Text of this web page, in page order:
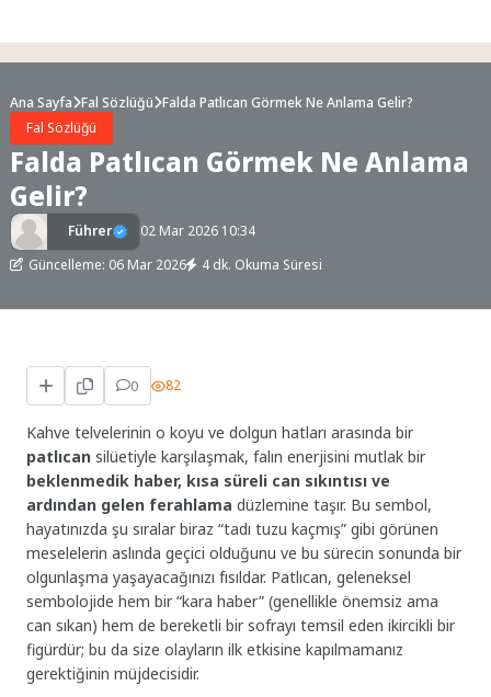
Ana Sayfa Fal Sözlüğü Falda Patlıcan Görmek Ne Anlama Gelir?
Fal Sözlüğü
Falda Patlıcan Görmek Ne Anlama
Gelir?
Führer
02 Mar 2026 10:34
Güncelleme: 06 Mar 2026
4 dk. Okuma Süresi
0 82
Kahve telvelerinin o koyu ve dolgun hatları arasında bir
patlıcan silüetiyle karşılaşmak, falın enerjisini mutlak bir
beklenmedik haber, kısa süreli can sıkıntısı ve
ardından gelen ferahlama düzlemine taşır. Bu sembol,
hayatınızda şu sıralar biraz “tadı tuzu kaçmış” gibi görünen
meselelerin aslında geçici olduğunu ve bu sürecin sonunda bir
olgunlaşma yaşayacağınızı fısıldar. Patlıcan, geleneksel
sembolojide hem bir “kara haber” (genellikle önemsiz ama
can sıkan) hem de bereketli bir sofrayı temsil eden ikircikli bir
figürdür; bu da size olayların ilk etkisine kapılmamanız
gerektiğinin müjdecisidir.